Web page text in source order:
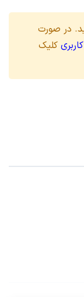
در صورت
کلیک